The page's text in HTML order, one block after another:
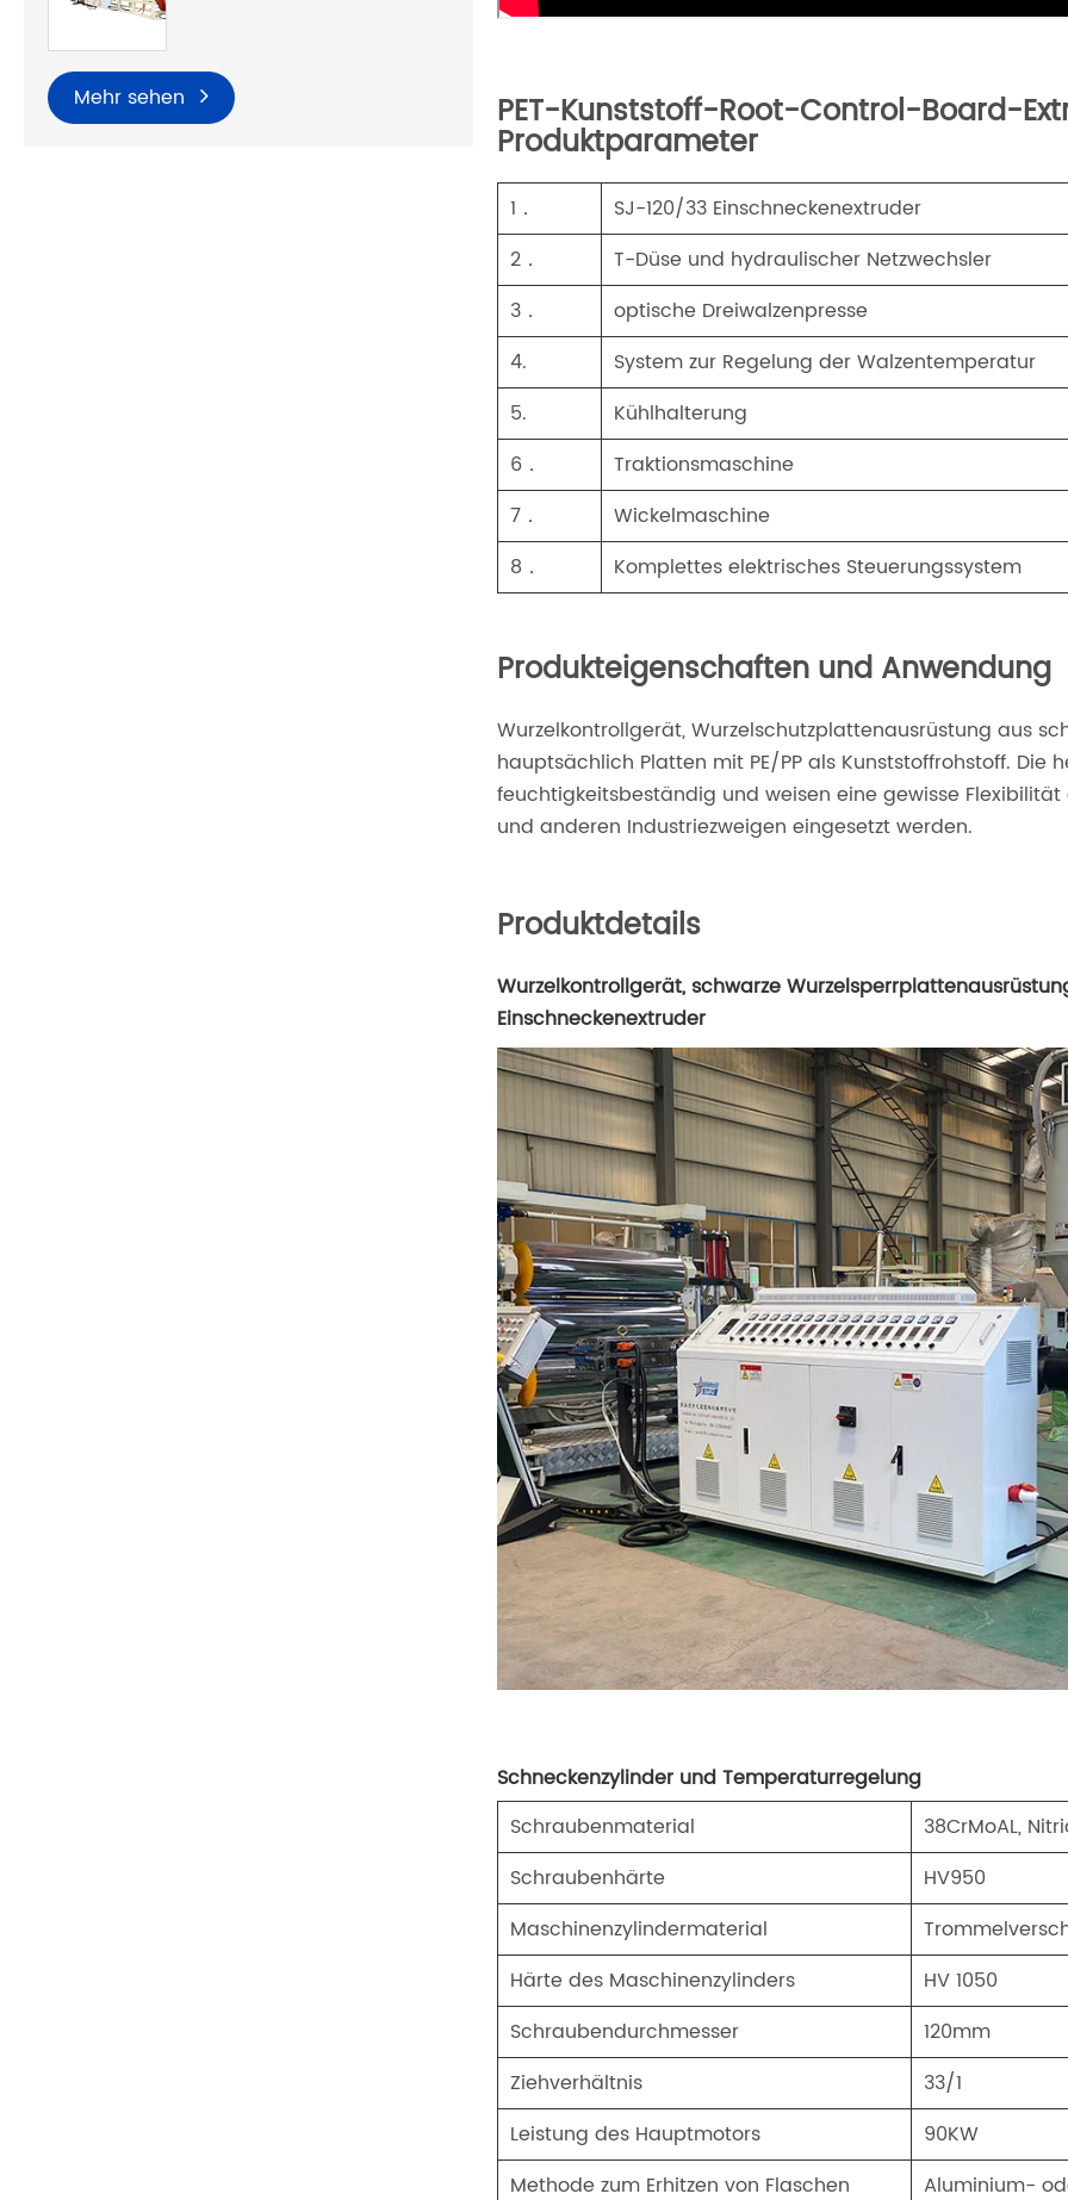
Mehr sehen PET-Kunststoff-Root-Control-Board-
Produktparameter
1． SJ-120/33 Einschneckenextruder
2．
T-Düse und hydraulischer Netzwechsler
3．
optische Dreiwalzenpresse
4.
System zur Regelung der Walzentemperatur
5.
Kühlhalterung
6．
Traktionsmaschine
7．
Wickelmaschine
8．
Komplettes elektrisches Steuerungssystem
Produkteigenschaften und Anwendung
Wurzelkontrollgerät, Wurzelschutzplattenausrüstung aus
hauptsächlich Platten mit PE/PP als Kunststoffrohstoff. Die
feuchtigkeitsbeständig und weisen eine gewisse
und anderen Industriezweigen eingesetzt werden.
Produktdetails
Wurzelkontrollgerät, schwarze
Einschneckenextruder
Schneckenzylinder und Temperaturregelung
Schraubenmaterial
38CrMoAL,
Schraubenhärte
HV950
Maschinenzylindermaterial
Härte des Maschinenzylinders
HV 1050
Schraubendurchmesser
120mm
Ziehverhältnis
33/1
Leistung des Hauptmotors
90KW
Methode zum Erhitzen von Flaschen
Aluminium-